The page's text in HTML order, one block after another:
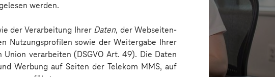
werden.
der Verarbeitung Ihrer Daten, der Webseiten-
Nutzungsprofilen sowie der Weitergabe Ihrer
verarbeiten (DSGVO Art. 49). Die Daten
Werbung auf Seiten der Telekom MMS, auf